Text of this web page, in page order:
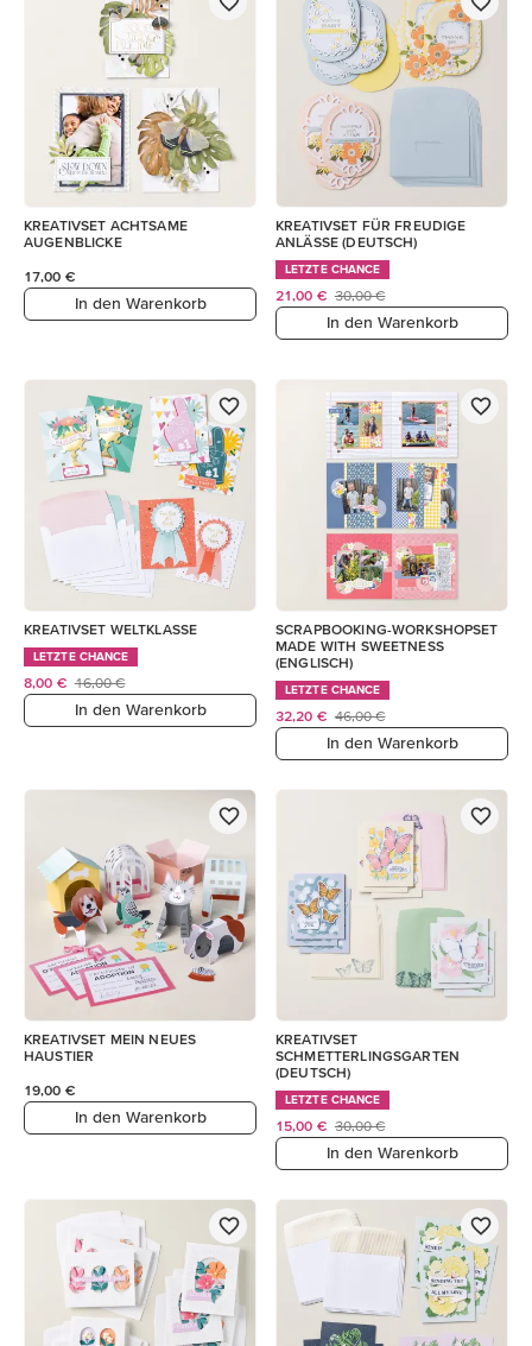
KREATIVSET ACHTSAME
AUGENBLICKE
17,00 €
In den Warenkorb
KREATIVSET FÜR FREUDIGE
ANLÄSSE (DEUTSCH)
LETZTE CHANCE
21,00 € 30,00 €
In den Warenkorb
KREATIVSET WELTKLASSE
LETZTE CHANCE
8,00 € 16,00 €
In den Warenkorb
SCRAPBOOKING-WORKSHOPSET
MADE WITH SWEETNESS
(ENGLISCH)
LETZTE CHANCE
32,20 € 46,00 €
In den Warenkorb
KREATIVSET MEIN NEUES
HAUSTIER
19,00 €
In den Warenkorb
KREATIVSET
SCHMETTERLINGSGARTEN
(DEUTSCH)
LETZTE CHANCE
15,00 € 30,00 €
In den Warenkorb